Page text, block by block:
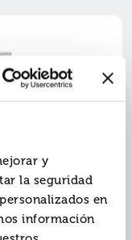
y
la seguridad
en
información
nivel